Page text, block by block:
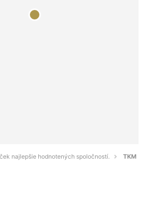
najlepšie hodnotených spoločností. TKM